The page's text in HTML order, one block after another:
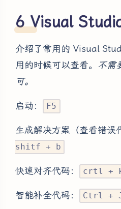
Visual
介绍了常用的 Visual
用的时候可以查看。 不需
可。
启动： F5
生成解决方案（查看错误
shitf + b
快速对齐代码： crtl +
智能补全代码： Ctrl +